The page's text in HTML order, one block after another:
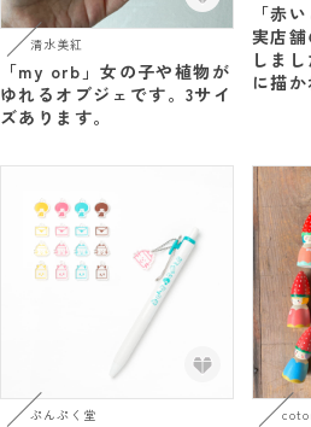
清水美紅
「my orb」女の子や植物が
ゆれるオブジェです。3サイ
ズあります。
「赤
実店
しま
に描か
ぷんぷく堂